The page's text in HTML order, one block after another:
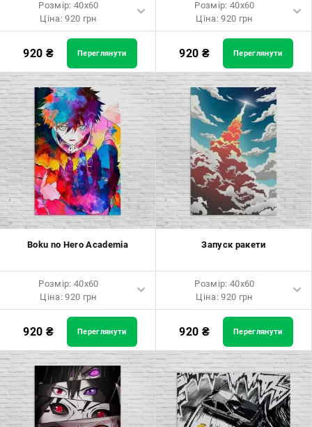
Розмір: 40x60
Ціна: 920 грн
Розмір: 40x60 Ціна: 920 грн
Розмір: 60x90 Ціна: 1650 грн
Розмір: 80x120 Ціна: 2050 грн
920 ₴ Переглянути
Розмір: 40x60
Ціна: 920 грн
Розмір: 40x60 Ціна: 920 грн
Розмір: 60x90 Ціна: 1650 грн
Розмір: 80x120 Ціна: 2050 грн
920 ₴ Переглянути
Boku no Hero Academia
Розмір: 40x60
Ціна: 920 грн
Розмір: 40x60 Ціна: 920 грн
Розмір: 60x90 Ціна: 1650 грн
Розмір: 80x120 Ціна: 2050 грн
920 ₴ Переглянути
Запуск ракети
Розмір: 40x60
Ціна: 920 грн
Розмір: 40x60 Ціна: 920 грн
Розмір: 60x90 Ціна: 1650 грн
Розмір: 80x120 Ціна: 2050 грн
920 ₴ Переглянути